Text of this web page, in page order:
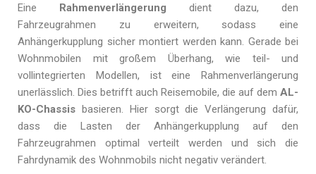
Eine Rahmenverlängerung dient dazu, den
Fahrzeugrahmen zu erweitern, sodass eine
Anhängerkupplung sicher montiert werden kann. Gerade bei
Wohnmobilen mit großem Überhang, wie teil- und
vollintegrierten Modellen, ist eine Rahmenverlängerung
unerlässlich. Dies betrifft auch Reisemobile, die auf dem AL-
KO-Chassis basieren. Hier sorgt die Verlängerung dafür,
dass die Lasten der Anhängerkupplung auf den
Fahrzeugrahmen optimal verteilt werden und sich die
Fahrdynamik des Wohnmobils nicht negativ verändert.